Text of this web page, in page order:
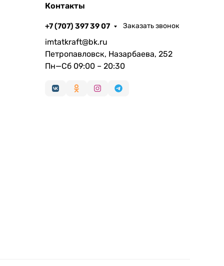
Контакты
+7 (707) 397 39 07 Заказать звонок
imtatkraft@bk.ru
Петропавловск, Назарбаева, 252
Пн—Сб 09:00 – 20:30